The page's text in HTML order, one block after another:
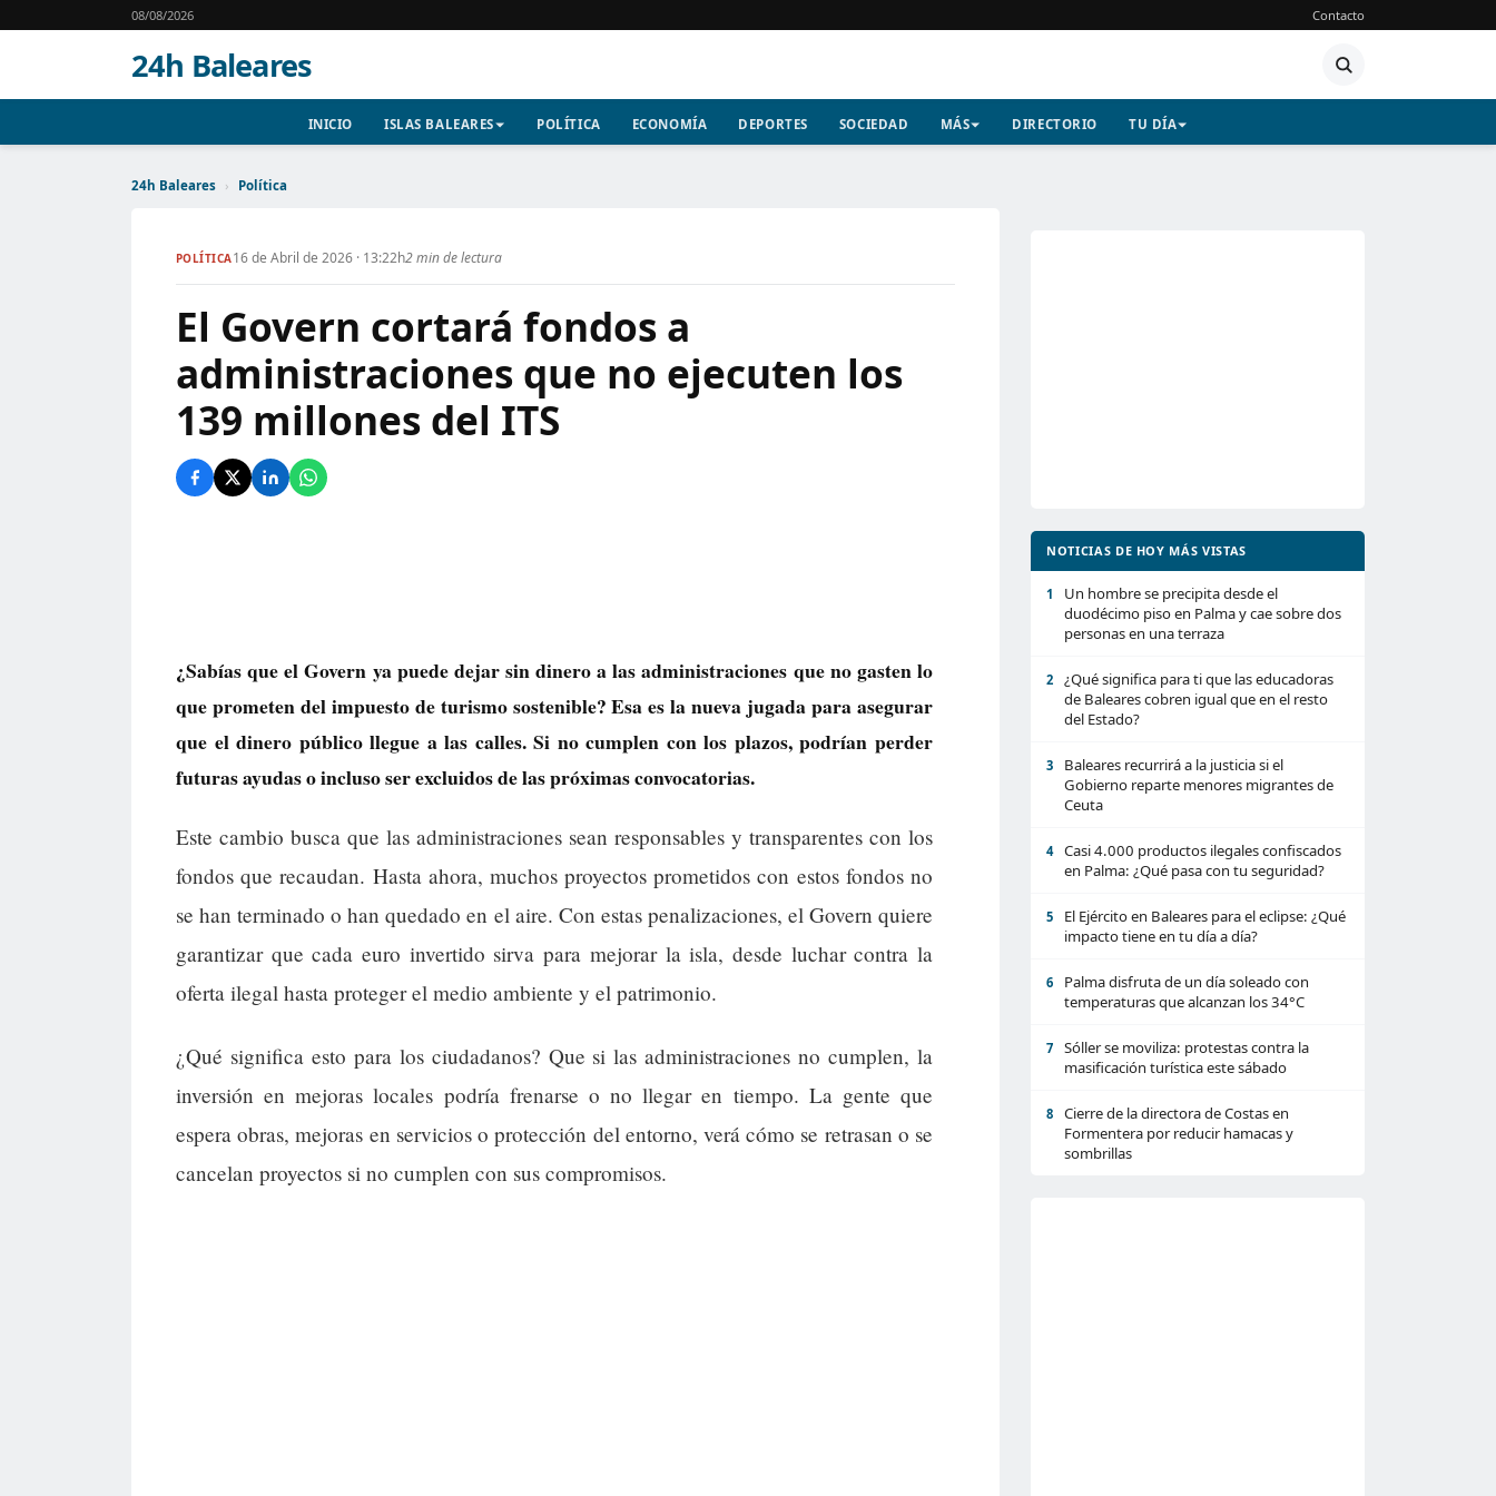
08/08/2026 Contacto
24h Baleares
INICIO ISLAS BALEARES POLÍTICA ECONOMÍA DEPORTES SOCIEDAD MÁS DIRECTORIO TU DÍA
24h Baleares › Política
POLÍTICA16 de Abril de 2026 · 13:22h2 min de lectura
El Govern cortará fondos a
administraciones que no ejecuten los
139 millones del ITS
¿Sabías que el Govern ya puede dejar sin dinero a las administraciones que no gasten lo
que prometen del impuesto de turismo sostenible? Esa es la nueva jugada para asegurar
que el dinero público llegue a las calles. Si no cumplen con los plazos, podrían perder
futuras ayudas o incluso ser excluidos de las próximas convocatorias.
Este cambio busca que las administraciones sean responsables y transparentes con los
fondos que recaudan. Hasta ahora, muchos proyectos prometidos con estos fondos no
se han terminado o han quedado en el aire. Con estas penalizaciones, el Govern quiere
garantizar que cada euro invertido sirva para mejorar la isla, desde luchar contra la
oferta ilegal hasta proteger el medio ambiente y el patrimonio.
¿Qué significa esto para los ciudadanos? Que si las administraciones no cumplen, la
inversión en mejoras locales podría frenarse o no llegar en tiempo. La gente que
espera obras, mejoras en servicios o protección del entorno, verá cómo se retrasan o se
cancelan proyectos si no cumplen con sus compromisos.
NOTICIAS DE HOY MÁS VISTAS
1
Un hombre se precipita desde el
duodécimo piso en Palma y cae sobre dos
personas en una terraza
2
¿Qué significa para ti que las educadoras
de Baleares cobren igual que en el resto
del Estado?
3
Baleares recurrirá a la justicia si el
Gobierno reparte menores migrantes de
Ceuta
4
Casi 4.000 productos ilegales confiscados
en Palma: ¿Qué pasa con tu seguridad?
5
El Ejército en Baleares para el eclipse: ¿Qué
impacto tiene en tu día a día?
6
Palma disfruta de un día soleado con
temperaturas que alcanzan los 34°C
7
Sóller se moviliza: protestas contra la
masificación turística este sábado
8
Cierre de la directora de Costas en
Formentera por reducir hamacas y
sombrillas